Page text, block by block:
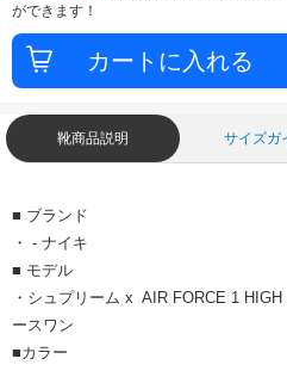
ができます！
靴商品説明 サイズガ
■ ブランド
・ - ナイキ
■ モデル
・シュプリーム x AIR FORCE 1
ースワン
■カラー